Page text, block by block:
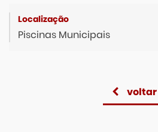
Piscinas Municipais
voltar